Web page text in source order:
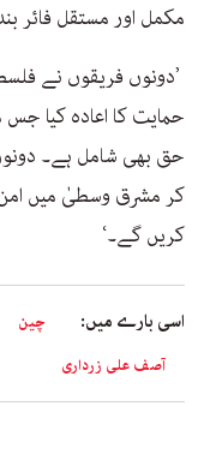
مکمل اور مستقل فائر
’دونوں فریقوں نے
حمایت کا اعادہ کیا
حق بھی شامل ہے۔
کر مشرق وسطیٰ میں
کریں گے۔‘
اسی بارے میں: چین
آصف علی زرداری